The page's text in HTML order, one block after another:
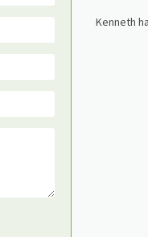
Kenneth